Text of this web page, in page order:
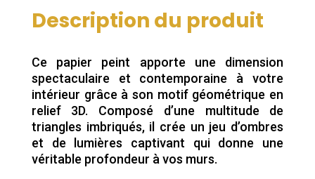
Description du produit
Ce papier peint apporte une dimension
spectaculaire et contemporaine à votre
intérieur grâce à son motif géométrique en
relief 3D. Composé d’une multitude de
triangles imbriqués, il crée un jeu d’ombres
et de lumières captivant qui donne une
véritable profondeur à vos murs.